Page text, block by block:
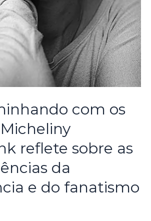
com os
reflete sobre as
da
e do fanatismo